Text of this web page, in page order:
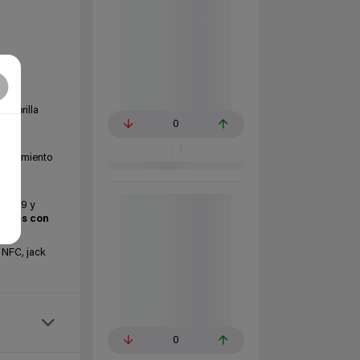
Gorilla
f/1.79 y
con
jack
0
0